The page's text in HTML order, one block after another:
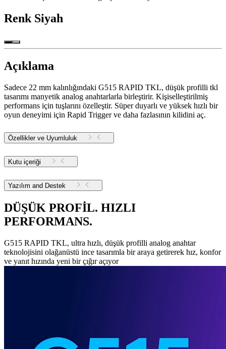
Renk Siyah
Açıklama
Sadece 22 mm kalınlığındaki G515 RAPID TKL, düşük profilli tkl
tasarımı manyetik analog anahtarlarla birleştirir. Kişiselleştirilmiş
performans için tuşlarını özelleştir. Süper duyarlı ve yüksek hızlı bir
oyun deneyimi için Rapid Trigger ve daha fazlasının kilidini aç.
Özellikler ve Uyumluluk
Kutu içeriği
Yazılım and Destek
DÜŞÜK PROFİL. HIZLI
PERFORMANS.
G515 RAPID TKL, ultra hızlı, düşük profilli analog anahtar
teknolojisini olağanüstü ince tasarımla bir araya getirerek hız, konfor
ve yanıt hızında yeni bir çığır açıyor